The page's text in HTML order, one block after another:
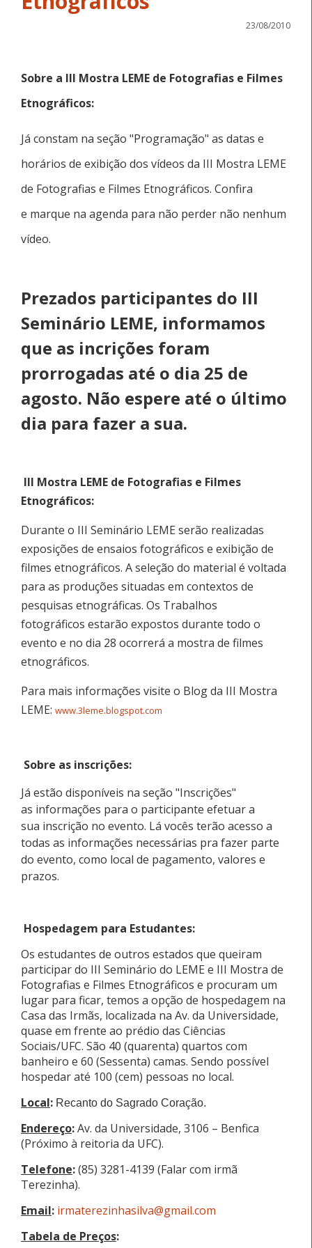
23/08/2010
Sobre a III Mostra LEME de Fotografias e Filmes
Etnográficos:
Já constam na seção "Programação" as datas e
horários de exibição dos vídeos da III Mostra LEME
de Fotografias e Filmes Etnográficos. Confira
e marque na agenda para não perder não nenhum
vídeo.
Prezados participantes do III
Seminário LEME, informamos
que as incrições foram
prorrogadas até o dia 25 de
agosto. Não espere até o último
dia para fazer a sua.
III Mostra LEME de Fotografias e Filmes
Etnográficos:
Durante o III Seminário LEME serão realizadas
exposições de ensaios fotográficos e exibição de
filmes etnográficos. A seleção do material é voltada
para as produções situadas em contextos de
pesquisas etnográficas. Os Trabalhos
fotográficos estarão expostos durante todo o
evento e no dia 28 ocorrerá a mostra de filmes
etnográficos.
Para mais informações visite o Blog da III Mostra
LEME: www.3leme.blogspot.com
Sobre as inscrições:
Já estão disponíveis na seção "Inscrições"
as informações para o participante efetuar a
sua inscrição no evento. Lá vocês terão acesso a
todas as informações necessárias pra fazer parte
do evento, como local de pagamento, valores e
prazos.
Hospedagem para Estudantes:
Os estudantes de outros estados que queiram
participar do III Seminário do LEME e III Mostra de
Fotografias e Filmes Etnográficos e procuram um
lugar para ficar, temos a opção de hospedagem na
Casa das Irmãs, localizada na Av. da Universidade,
quase em frente ao prédio das Ciências
Sociais/UFC. São 40 (quarenta) quartos com
banheiro e 60 (Sessenta) camas. Sendo possível
hospedar até 100 (cem) pessoas no local.
Local: Recanto do Sagrado Coração.
Endereço:Av. da Universidade, 3106 – Benfica
(Próximo à reitoria da UFC).
Telefone:(85) 3281-4139 (Falar com irmã
Terezinha).
Email: irmaterezinhasilva@gmail.com
Tabela de Preços: